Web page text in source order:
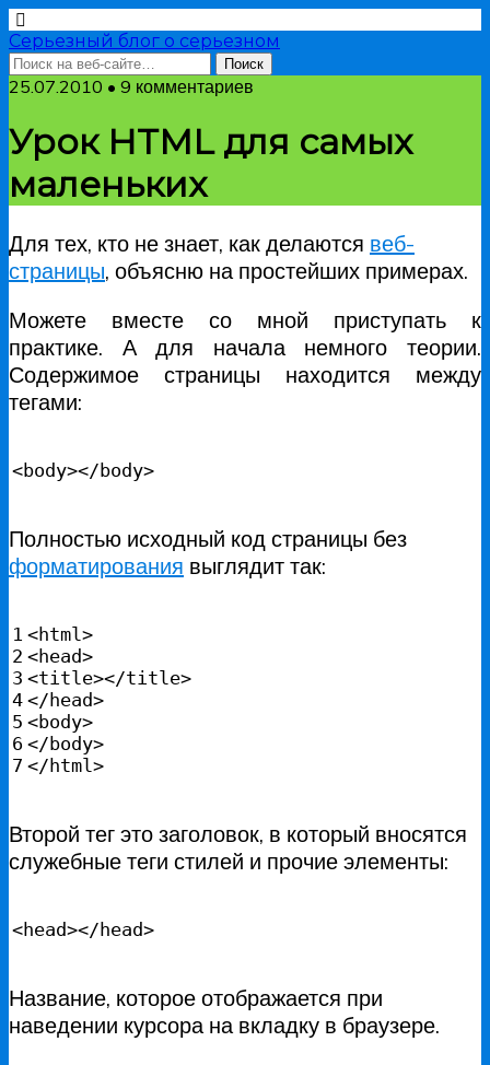
Серьезный блог о серьезном
25.07.2010 • 9 комментариев
Урок HTML для самых
маленьких
Для тех, кто не знает, как делаются веб-
страницы, объясню на простейших примерах.
Можете вместе со мной приступать к
практике. А для начала немного теории.
Содержимое страницы находится между
тегами:
<body></body>
Полностью исходный код страницы без
форматирования выглядит так:
1
2
3
4
5
6
<html>
<head>
<title></title>
</head>
<body>
</body>
</html>
Второй тег это заголовок, в который вносятся
служебные теги стилей и прочие элементы:
<head></head>
Название, которое отображается при
наведении курсора на вкладку в браузере.